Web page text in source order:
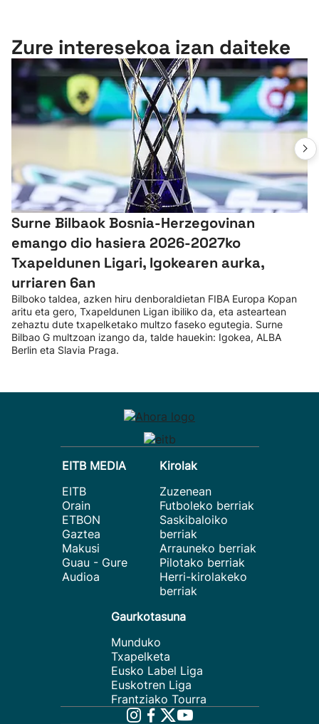
Zure interesekoa izan daiteke
Surne Bilbaok Bosnia-Herzegovinan
emango dio hasiera 2026-2027ko
Txapeldunen Ligari, Igokearen aurka,
urriaren 6an
Bilboko taldea, azken hiru denboraldietan FIBA Europa Kopan
aritu eta gero, Txapeldunen Ligan ibiliko da, eta asteartean
zehaztu dute txapelketako multzo faseko egutegia. Surne
Bilbao G multzoan izango da, talde hauekin: Igokea, ALBA
Berlin eta Slavia Praga.
EITB MEDIA
EITB
Orain
ETBON
Gaztea
Makusi
Guau - Gure
Audioa
Kirolak
Zuzenean
Futboleko berriak
Saskibaloiko
berriak
Arrauneko berriak
Pilotako berriak
Herri-kirolakeko
berriak
Gaurkotasuna
Munduko
Txapelketa
Eusko Label Liga
Euskotren Liga
Frantziako Tourra